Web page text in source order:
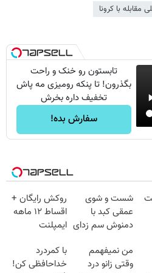
مقابله با کرونا
تابستون رو خنک و راحت
بگذرون! تا پنکه رومیزی مه پاش
تخفیف داره بخرش
سفارش بده!
شست و شوی
عمقی کبد با
دمنوش سم زدای
روکش رایگان +
اقساط ۱۲ ماهه
ایمپلنت
من نمیفهمم
وقتی زانو درد
با کمردرد
خداحافظی کن!